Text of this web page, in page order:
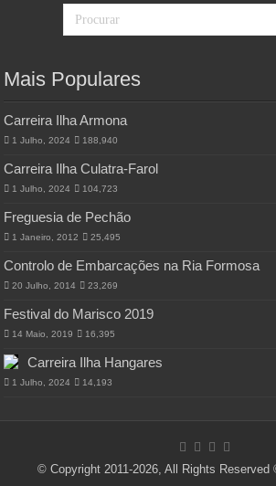
Mais Populares
Carreira Ilha Armona
1 Julho, 2024 188,940
Carreira Ilha Culatra-Farol
1 Julho, 2024 104,723
Freguesia de Pechão
1 Janeiro, 2012 25,495
Controlo de Embarcações na Ria Formosa
20 Julho, 2014 23,269
Festival do Marisco 2019
14 Maio, 2019 16,395
Carreira Ilha Hangares
1 Julho, 2024 14,193
© Copyright 2011-2026, All Rights Reserved